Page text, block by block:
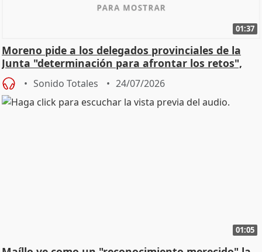
01:37
Moreno pide a los delegados provinciales de la
Junta "determinación para afrontar los retos",
diálog
Sonido Totales 24/07/2026
01:05